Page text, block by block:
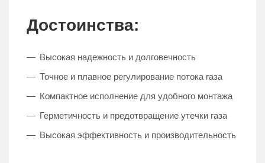
Достоинства:
Высокая надежность и долговечность
Точное и плавное регулирование потока газа
Компактное исполнение для удобного монтажа
Герметичность и предотвращение утечки газа
Высокая эффективность и производительность